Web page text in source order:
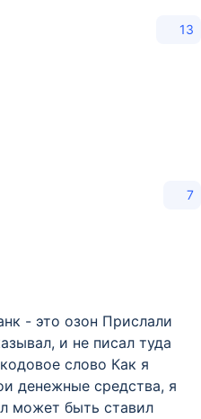
13
7
- это озон Прислали
и не писал туда
слово Как я
денежные средства, я
может быть ставил